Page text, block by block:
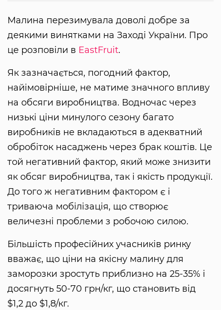
Малина перезимувала доволі добре за
деякими винятками на Заході України. Про
це розповіли в EastFruit.
Як зазначається, погодний фактор,
найімовірніше, не матиме значного впливу
на обсяги виробництва. Водночас через
низькі ціни минулого сезону багато
виробників не вкладаються в адекватний
обробіток насаджень через брак коштів. Це
той негативний фактор, який може знизити
як обсяг виробництва, так і якість продукції.
До того ж негативним фактором є і
триваюча мобілізація, що створює
величезні проблеми з робочою силою.
Більшість професійних учасників ринку
вважає, що ціни на якісну малину для
заморозки зростуть приблизно на 25-35% і
досягнуть 50-70 грн/кг, що становить від
$1,2 до $1,8/кг.